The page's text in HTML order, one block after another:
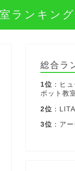
ランキング
総合ラ
1位 ：ヒ
ボット教
2位 ：
3位 ：ア